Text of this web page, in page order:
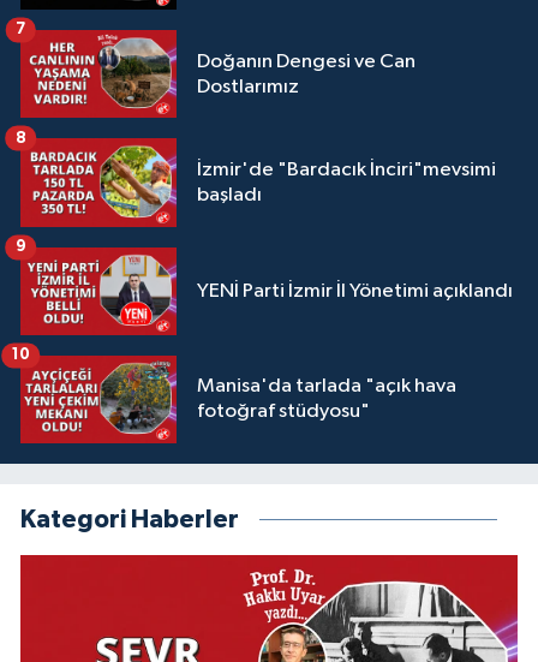
Doğanın Dengesi ve Can
Dostlarımız
7
İzmir'de "Bardacık İnciri"mevsimi
başladı
8
YENİ Parti İzmir İl Yönetimi açıklandı
9
Manisa'da tarlada "açık hava
fotoğraf stüdyosu"
10
Kategori Haberler